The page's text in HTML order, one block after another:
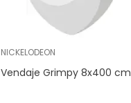
NICKELODEON
Vendaje Grimpy 8x400 cm